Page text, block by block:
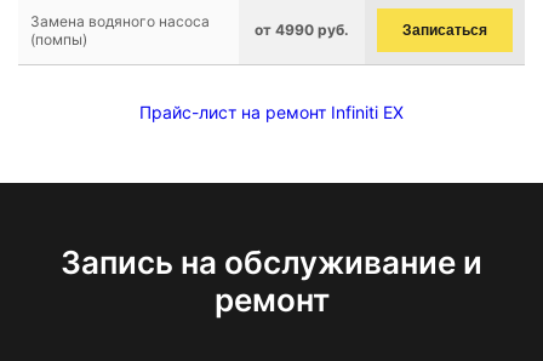
Замена водяного насоса
(помпы)
от 4990 руб. Записаться
Прайс-лист на ремонт Infiniti EX
Запись на обслуживание и
ремонт